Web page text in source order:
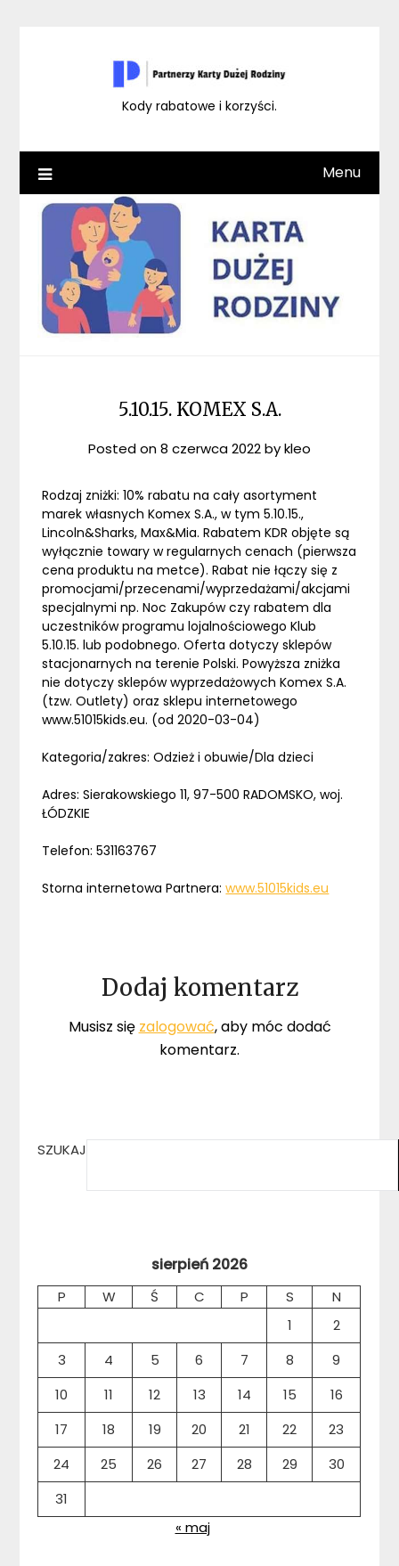
Kody rabatowe i korzyści.
Menu
5.10.15. KOMEX S.A.
Posted on8 czerwca 2022bykleo
Rodzaj zniżki: 10% rabatu na cały asortyment
marek własnych Komex S.A., w tym 5.10.15.,
Lincoln&Sharks, Max&Mia. Rabatem KDR objęte są
wyłącznie towary w regularnych cenach (pierwsza
cena produktu na metce). Rabat nie łączy się z
promocjami/przecenami/wyprzedażami/akcjami
specjalnymi np. Noc Zakupów czy rabatem dla
uczestników programu lojalnościowego Klub
5.10.15. lub podobnego. Oferta dotyczy sklepów
stacjonarnych na terenie Polski. Powyższa zniżka
nie dotyczy sklepów wyprzedażowych Komex S.A.
(tzw. Outlety) oraz sklepu internetowego
www.51015kids.eu. (od 2020-03-04)
Kategoria/zakres: Odzież i obuwie/Dla dzieci
Adres: Sierakowskiego 11, 97-500 RADOMSKO, woj.
ŁÓDZKIE
Telefon: 531163767
Storna internetowa Partnera:www.51015kids.eu
Dodaj komentarz
Musisz się zalogować, aby móc dodać
komentarz.
SZUKAJ
sierpień 2026
P W Ś C P S
N
1
2
3
4 5 6 7 8
9
10
11 12 13 14 15
16
17
18 19 20 21 22
23
24
25 26 27 28 29
30
31
« maj